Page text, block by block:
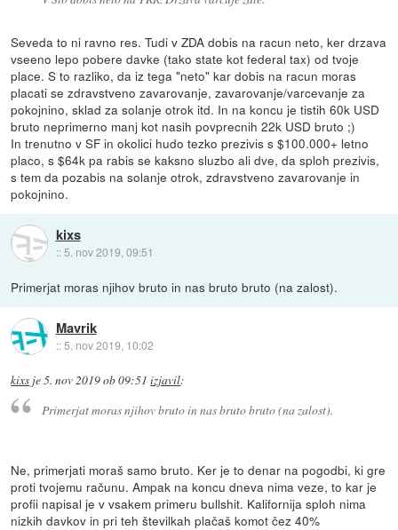
Seveda to ni ravno res. Tudi v ZDA dobis na racun neto, ker drzava
vseeno lepo pobere davke (tako state kot federal tax) od tvoje
place. S to razliko, da iz tega "neto" kar dobis na racun moras
placati se zdravstveno zavarovanje, zavarovanje/varcevanje za
pokojnino, sklad za solanje otrok itd. In na koncu je tistih 60k USD
bruto neprimerno manj kot nasih povprecnih 22k USD bruto ;)
In trenutno v SF in okolici hudo tezko prezivis s $100.000+ letno
placo, s $64k pa rabis se kaksno sluzbo ali dve, da sploh prezivis,
s tem da pozabis na solanje otrok, zdravstveno zavarovanje in
pokojnino.
kixs
:: 5. nov 2019, 09:51
Primerjat moras njihov bruto in nas bruto bruto (na zalost).
Mavrik
::5. nov 2019, 10:02
kixs je5. nov 2019 ob 09:51 izjavil:
Primerjat moras njihov bruto in nas bruto bruto (na zalost).
Ne, primerjati moraš samo bruto. Ker je to denar na pogodbi, ki gre
proti tvojemu računu. Ampak na koncu dneva nima veze, to kar je
profii napisal je v vsakem primeru bullshit. Kalifornija sploh nima
nizkih davkov in pri teh številkah plačaš komot čez 40%